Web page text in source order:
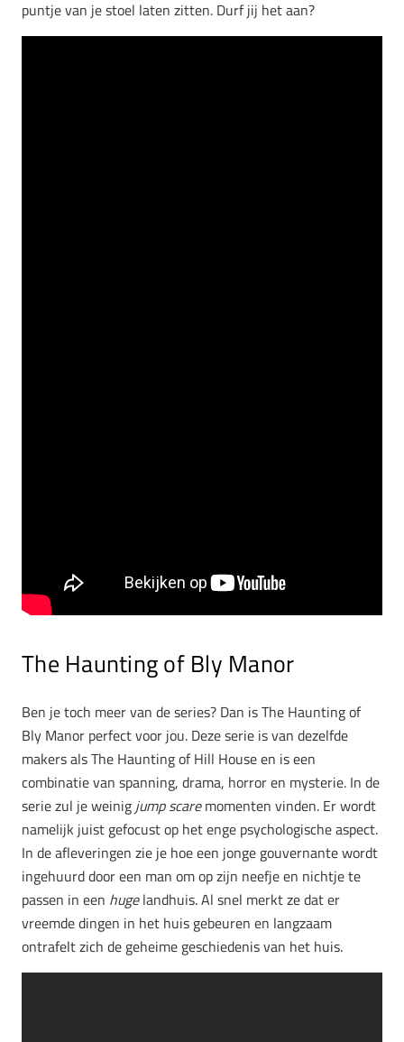
puntje van je stoel laten zitten. Durf jij het aan?
The Haunting of Bly Manor
Ben je toch meer van de series? Dan is The Haunting of
Bly Manor perfect voor jou. Deze serie is van dezelfde
makers als The Haunting of Hill House en is een
combinatie van spanning, drama, horror en mysterie. In de
serie zul je weinig jump scaremomenten vinden. Er wordt
namelijk juist gefocust op het enge psychologische aspect.
In de afleveringen zie je hoe een jonge gouvernante wordt
ingehuurd door een man om op zijn neefje en nichtje te
passen in een hugelandhuis. Al snel merkt ze dat er
vreemde dingen in het huis gebeuren en langzaam
ontrafelt zich de geheime geschiedenis van het huis.